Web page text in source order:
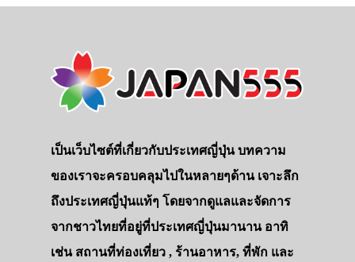
เป็นเว็บไซต์ที่เกี่ยวกับประเทศญี่ปุ่น บทความ
ของเราจะครอบคลุมไปในหลายๆด้าน เจาะลึก
ถึงประเทศญี่ปุ่นแท้ๆ โดยจากดูแลและจัดการ
จากชาวไทยที่อยู่ที่ประเทศญี่ปุ่นมานาน อาทิ
เช่น สถานที่ท่องเที่ยว , ร้านอาหาร, ที่พัก และ